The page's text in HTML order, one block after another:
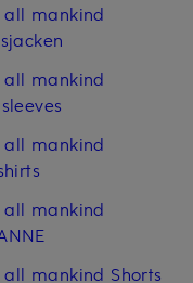
all mankind
all mankind
all mankind
all mankind
mankind Shorts